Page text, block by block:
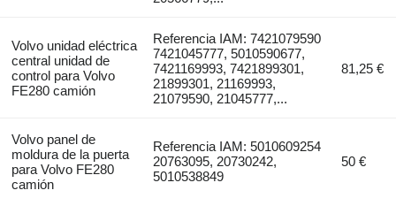
Volvo unidad eléctrica
central unidad de
control para Volvo
FE280 camión
Referencia IAM: 7421079590
7421045777, 5010590677,
7421169993, 7421899301,
21899301, 21169993,
21079590, 21045777,...
81,25 €
Volvo panel de
moldura de la puerta
para Volvo FE280
camión
Referencia IAM: 5010609254
20763095, 20730242,
5010538849
50 €